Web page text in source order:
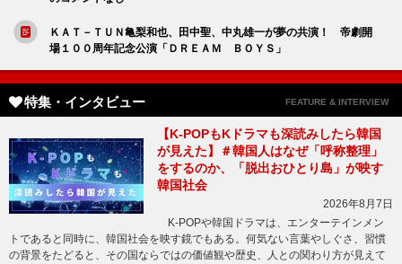
ＫＡＴ－ＴＵＮ亀梨和也、田中聖、中丸雄一が夢の共演！ 帝劇開
場１００周年記念公演「ＤＲＥＡＭ ＢＯＹＳ」
特集・インタビュー FEATURE & INTERVIEW
【K-POPもKドラマも深読みしたら韓国
が見えた】＃韓国人はなぜ「呼称整理」
をするのか、「脱出おひとり島」が映す
韓国社会
2026年8月7日
K-POPや韓国ドラマは、エンターテインメン
トであると同時に、韓国社会を映す鏡でもある。何気ない言葉やしぐさ、習慣
の背景をたどると、その国ならではの価値観や歴史、人との関わり方が見えて